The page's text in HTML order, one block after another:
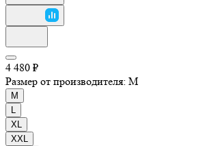
4 480 ₽
Размер от производителя: M
M
XL
XXL